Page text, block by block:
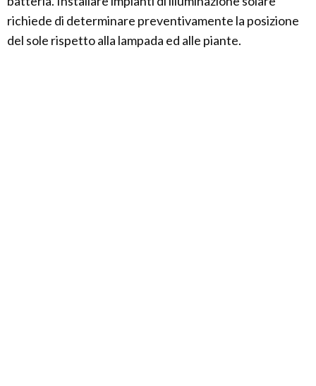
richiede di determinare preventivamente la posizione
del sole rispetto alla lampada ed alle piante.